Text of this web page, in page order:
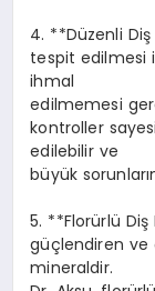
4. **Düzenli
tespit edilmesi
ihmal
edilmemesi
kontroller
edilebilir ve
büyük
5. **Florürlü Diş
güçlendiren ve
mineraldir.